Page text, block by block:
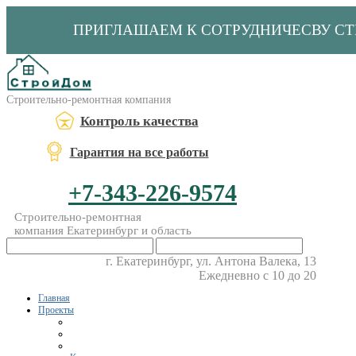
ПРИГЛАШАЕМ К СОТРУДНИЧЕСВУ
Строительно-ремонтная компания
Контроль качества
Гарантия на все работы
+7-343-226-9574
Строительно-ремонтная
компания Екатеринбург и область
г. Екатеринбург, ул. Антона Валека, 13
Ежедневно с 10 до 20
Главная
Проекты